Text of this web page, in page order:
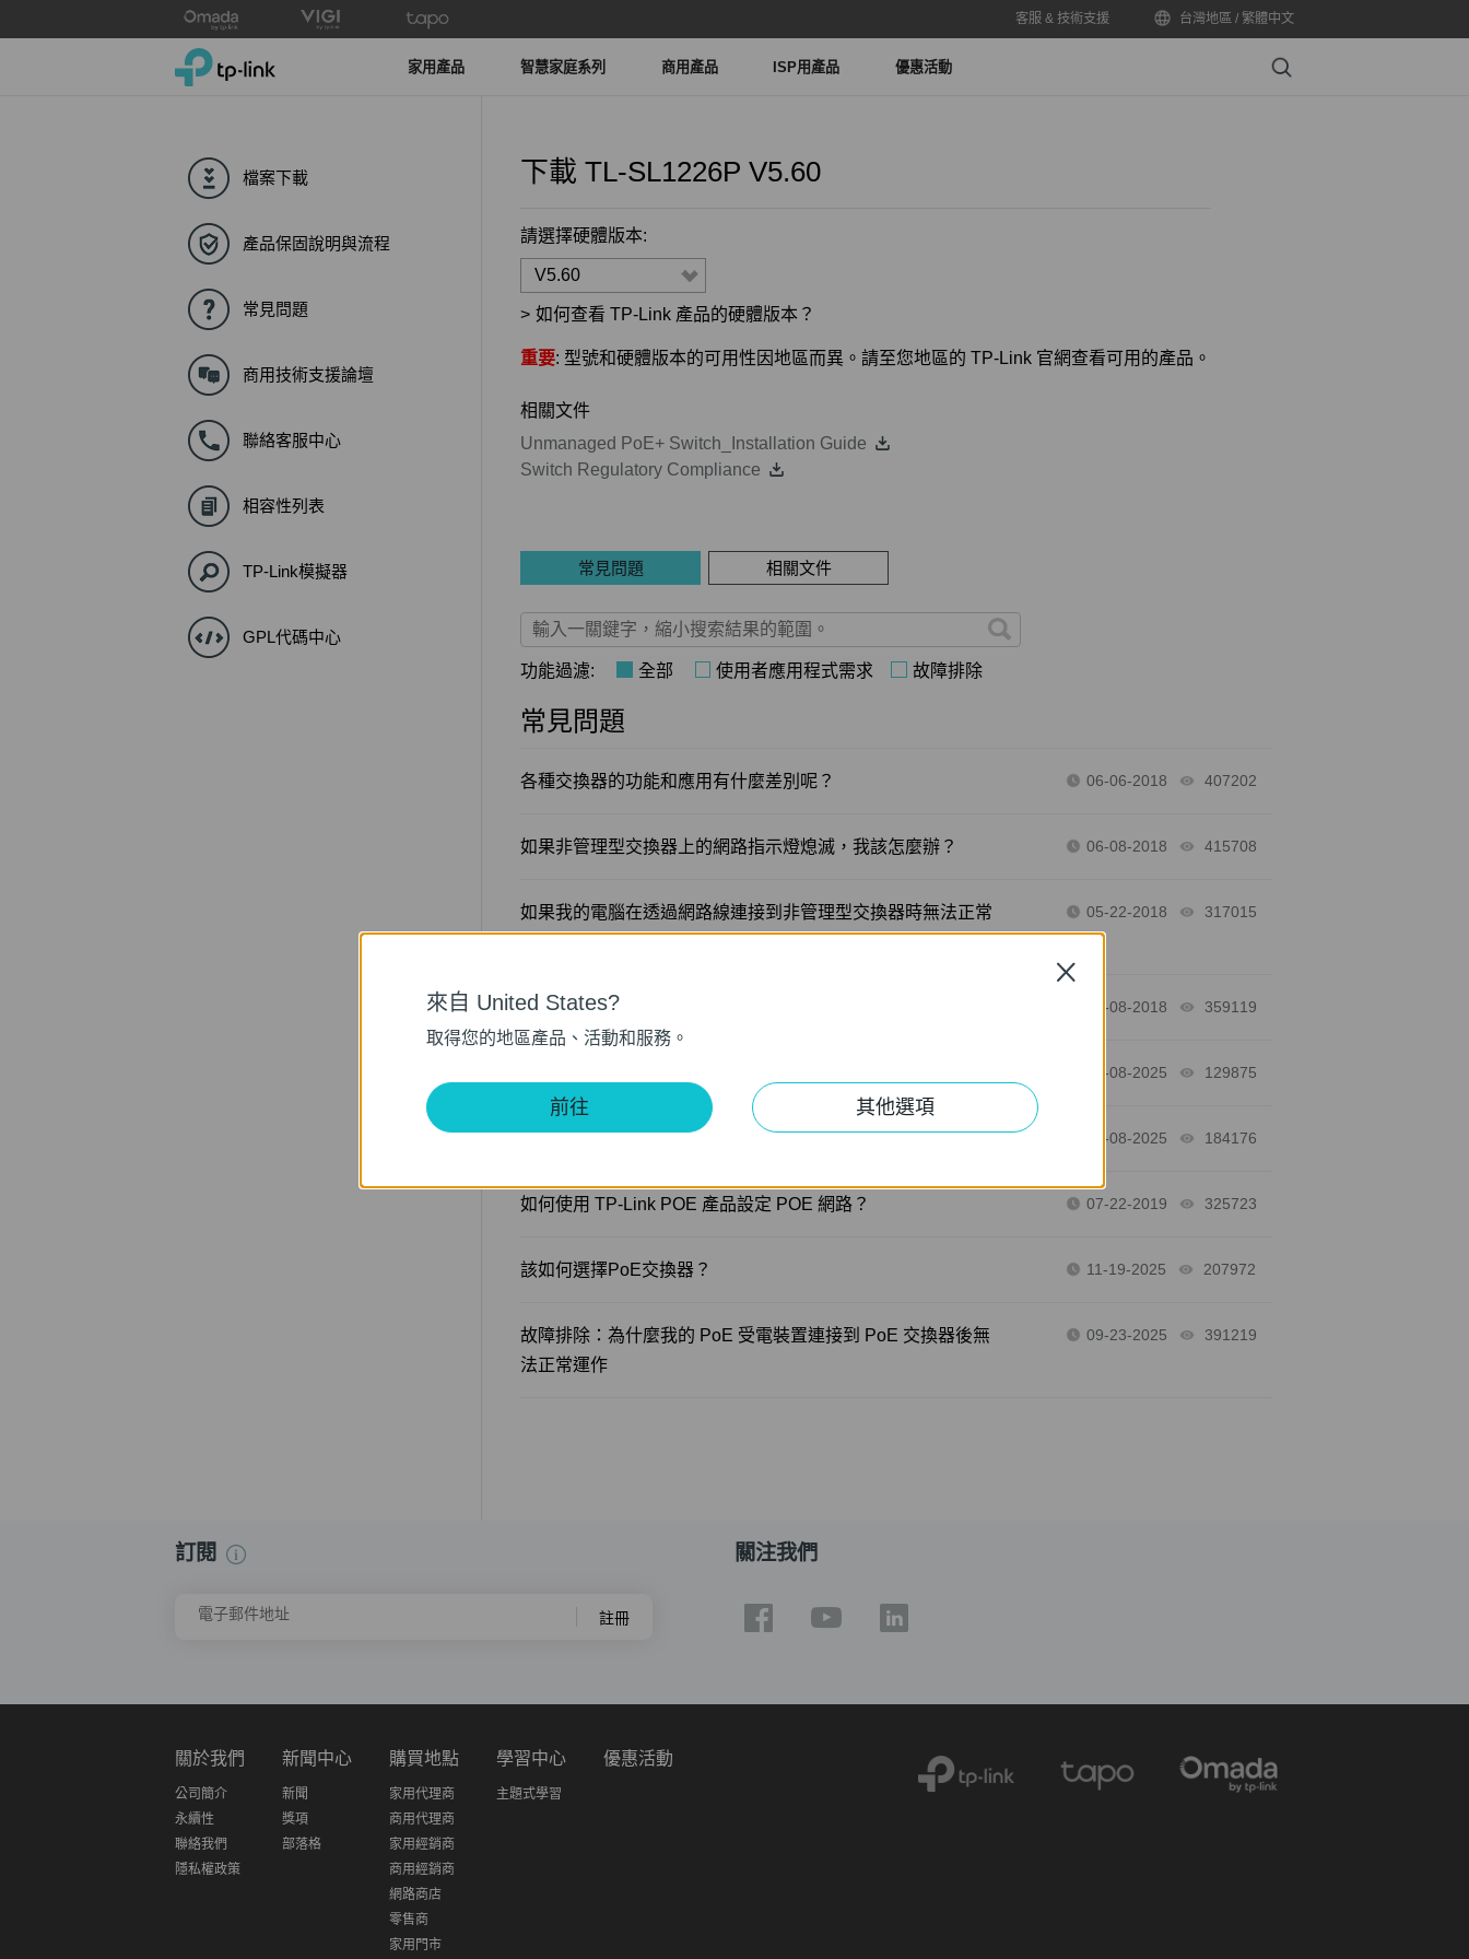
to
客服 & 技術支援 台灣地區 / 繁體中文
TP-Link, Reliably Smart 家用產品 智慧家庭系列 商用產品 ISP用產品 優惠活動 Search
檔案下載
產品保固說明與流程
常見問題
商用技術支援論壇
聯絡客服中心
相容性列表
TP-Link模擬器
GPL代碼中心
下載 TL-SL1226P V5.60
請選擇硬體版本:
V5.60
> 如何查看 TP-Link 產品的硬體版本？
重要: 型號和硬體版本的可用性因地區而異。請至您地區的 TP-Link 官網查看可用的產品。
相關文件
Unmanaged PoE+ Switch_Installation Guide
Switch Regulatory Compliance
常見問題 相關文件
功能過濾: 全部 使用者應用程式需求 故障排除
常見問題
各種交換器的功能和應用有什麼差別呢？ 06-06-2018 407202
如果非管理型交換器上的網路指示燈熄滅，我該怎麼辦？ 06-08-2018 415708
如果我的電腦在透過網路線連接到非管理型交換器時無法正常
05-22-2018 317015
如果電腦連接到非管理型交換器時網路速度很慢，該怎麼辦？ 06-08-2018 359119
01-08-2025 129875
故障排除：我的交換器無法上網怎麼辦？ 01-08-2025 184176
如何使用 TP-Link POE 產品設定 POE 網路？ 07-22-2019 325723
該如何選擇PoE交換器？ 11-19-2025 207972
故障排除：為什麼我的 PoE 受電裝置連接到 PoE 交換器後無
法正常運作
09-23-2025 391219
訂閱
電子郵件地址 註冊
關注我們
關於我們
公司簡介
永續性
聯絡我們
隱私權政策
新聞中心
新聞
獎項
部落格
購買地點
家用代理商
商用代理商
家用經銷商
商用經銷商
網路商店
零售商
家用門市
學習中心
主題式學習
優惠活動
來自 United States?
取得您的地區產品、活動和服務。
前往 其他選項
Close